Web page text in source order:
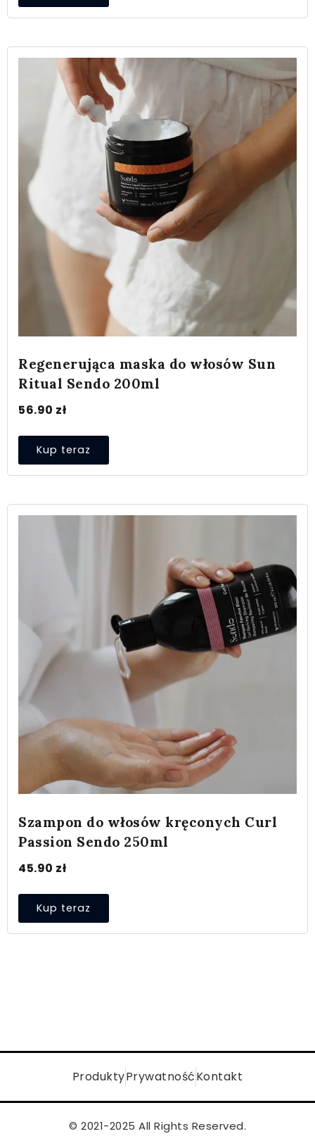
Regenerująca maska do włosów Sun
Ritual Sendo 200ml
56.90 zł
Kup teraz
Szampon do włosów kręconych Curl
Passion Sendo 250ml
45.90 zł
Kup teraz
ProduktyPrywatnośćKontakt
© 2021-2025 All Rights Reserved.